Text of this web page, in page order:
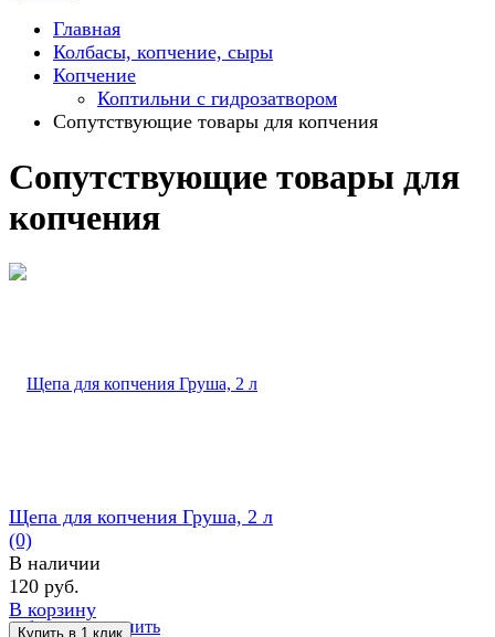
Главная
Колбасы, копчение, сыры
Копчение
Коптильни с гидрозатвором
Сопутствующие товары для копчения
Сопутствующие товары для
копчения
избранное сравнить
Щепа для копчения Груша, 2 л
(0)
В наличии
120 руб.
В корзину